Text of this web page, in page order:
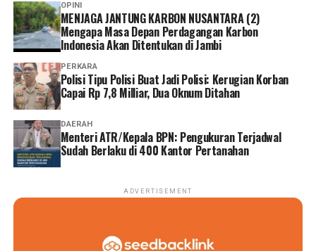
OPINI
MENJAGA JANTUNG KARBON NUSANTARA (2)
Mengapa Masa Depan Perdagangan Karbon
Indonesia Akan Ditentukan di Jambi
PERKARA
Polisi Tipu Polisi Buat Jadi Polisi: Kerugian Korban
Capai Rp 7,8 Milliar, Dua Oknum Ditahan
DAERAH
Menteri ATR/Kepala BPN: Pengukuran Terjadwal
Sudah Berlaku di 400 Kantor Pertanahan
ADVERTISEMENT